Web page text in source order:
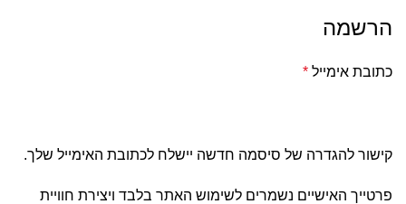
הרשמה
כתובת אימייל *
קישור להגדרה של סיסמה חדשה יישלח לכתובת האימייל שלך.
פרטייך האישיים נשמרים לשימוש האתר בלבד ויצירת חוויית